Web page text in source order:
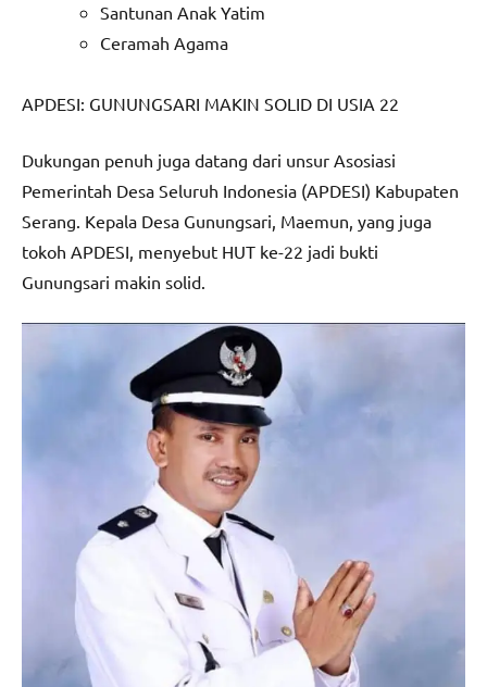
Santunan Anak Yatim
Ceramah Agama
APDESI: GUNUNGSARI MAKIN SOLID DI USIA 22
Dukungan penuh juga datang dari unsur Asosiasi
Pemerintah Desa Seluruh Indonesia (APDESI) Kabupaten
Serang. Kepala Desa Gunungsari, Maemun, yang juga
tokoh APDESI, menyebut HUT ke-22 jadi bukti
Gunungsari makin solid.